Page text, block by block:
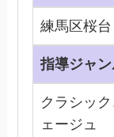
練馬区桜
指導ジャ
クラシッ
ェージュ